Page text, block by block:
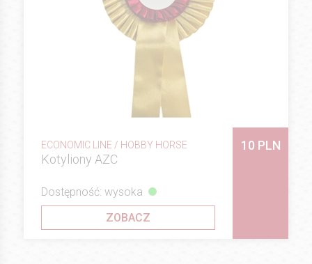
ECONOMIC LINE / HOBBY HORSE
Kotyliony AZC
10 PLN
Dostępność: wysoka
ZOBACZ